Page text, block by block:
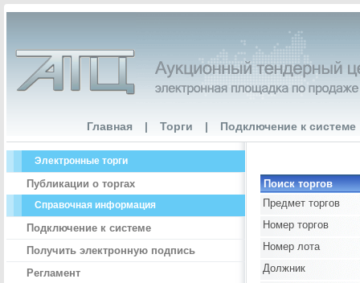
Главная | Торги | Подключение к системе
Электронные торги
Публикации о торгах
Справочная информация
Подключение к системе
Получить электронную подпись
Регламент
Поиск торгов
Предмет торгов
Номер торгов
Номер лота
Должник